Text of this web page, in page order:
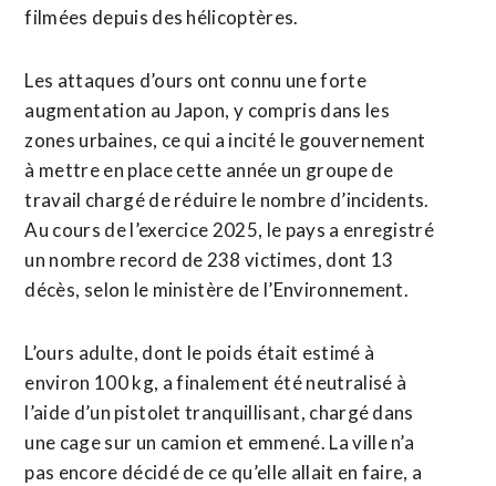
filmées depuis des hélicoptères.
Les attaques d’ours ont connu une forte
augmentation ⁠au Japon, y compris dans les
zones urbaines, ce qui a incité le gouvernement
à mettre en place cette année un groupe de
travail chargé de réduire le nombre d’incidents.
Au cours de l’exercice 2025, le pays a enregistré
un nombre record de 238 victimes, dont 13
décès, ⁠selon ‌le ministère de l’Environnement.
L’ours adulte, dont le poids était estimé à
environ 100 kg, ⁠a finalement été neutralisé à
l’aide d’un pistolet tranquillisant, chargé ​dans
une cage ​sur un camion et emmené. La ville n’a
pas encore décidé de ce qu’elle allait en faire, ​a